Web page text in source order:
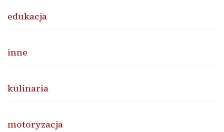
edukacja
inne
kulinaria
motoryzacja